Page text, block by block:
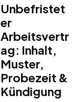
Unbefristet
er
Arbeitsvertr
ag: Inhalt,
Muster,
Probezeit &
Kündigung